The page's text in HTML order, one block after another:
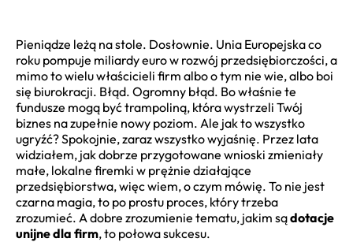
Pieniądze leżą na stole. Dosłownie. Unia Europejska co
roku pompuje miliardy euro w rozwój przedsiębiorczości, a
mimo to wielu właścicieli firm albo o tym nie wie, albo boi
się biurokracji. Błąd. Ogromny błąd. Bo właśnie te
fundusze mogą być trampoliną, która wystrzeli Twój
biznes na zupełnie nowy poziom. Ale jak to wszystko
ugryźć? Spokojnie, zaraz wszystko wyjaśnię. Przez lata
widziałem, jak dobrze przygotowane wnioski zmieniały
małe, lokalne firemki w prężnie działające
przedsiębiorstwa, więc wiem, o czym mówię. To nie jest
czarna magia, to po prostu proces, który trzeba
zrozumieć. A dobre zrozumienie tematu, jakim sądotacje
unijne dla firm, to połowa sukcesu.